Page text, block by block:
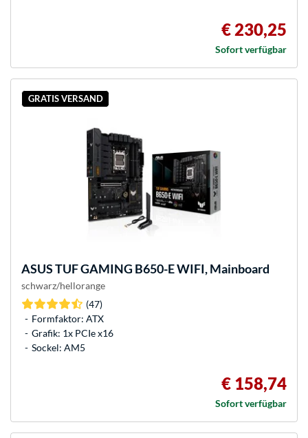
€ 230,25
Sofort verfügbar
GRATIS VERSAND
ASUSTUF GAMING B650-E WIFI, Mainboard
schwarz/hellorange
(47)
Formfaktor: ATX
Grafik: 1x PCIe x16
Sockel: AM5
€ 158,74
Sofort verfügbar